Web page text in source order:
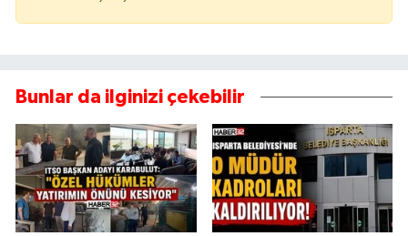
Bunlar da ilginizi çekebilir